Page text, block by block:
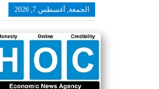
الجمعة, أغسطس 7, 2026